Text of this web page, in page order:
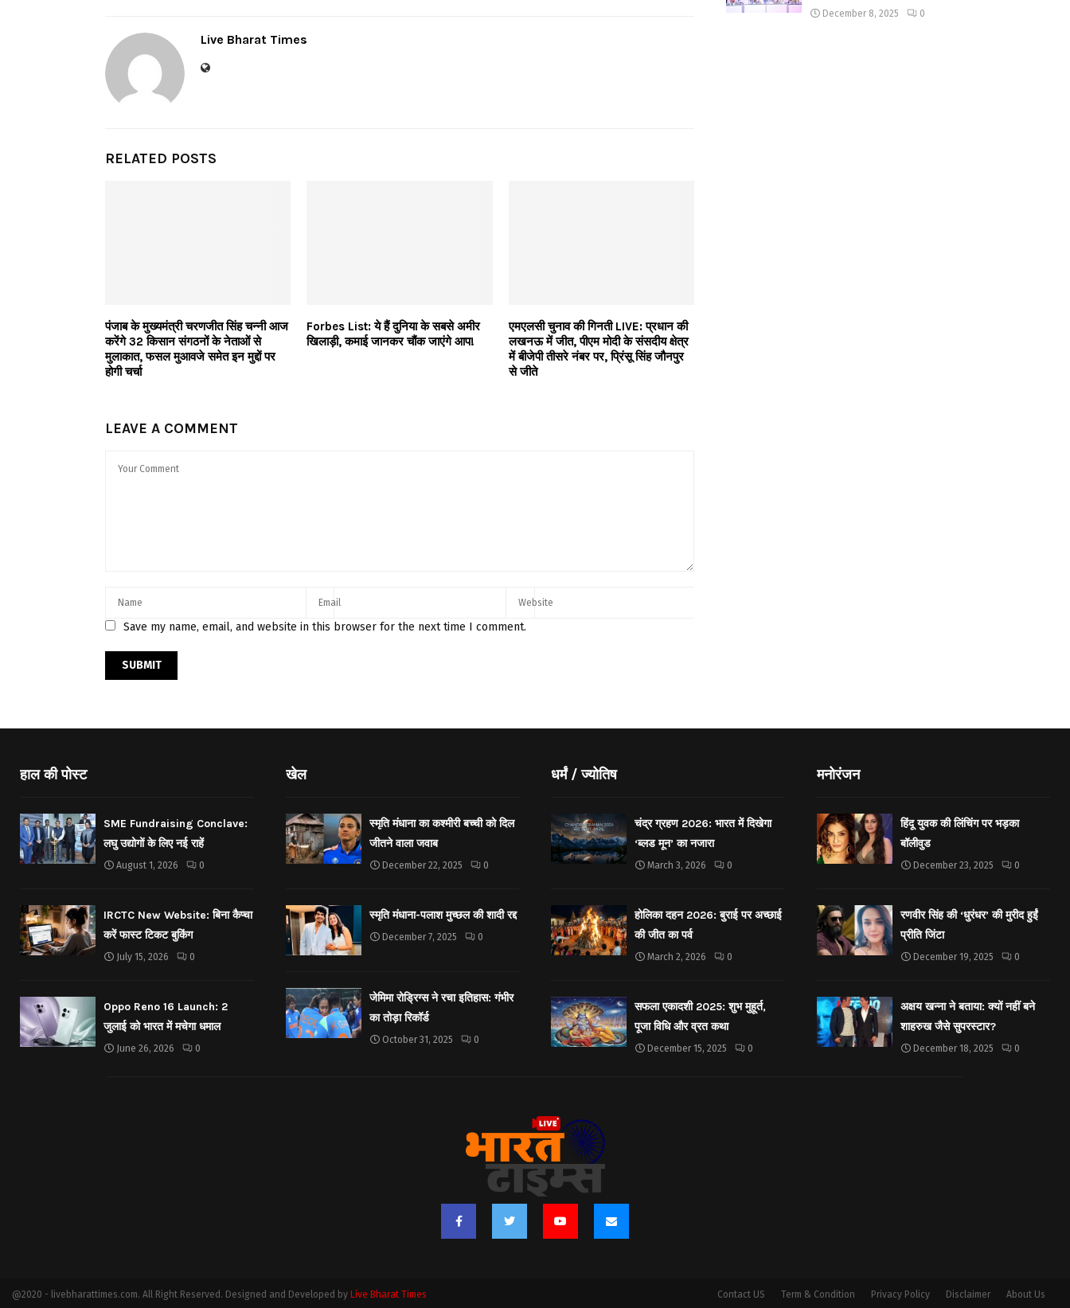
Live Bharat Times
RELATED POSTS
पंजाब के मुख्यमंत्री चरणजीत सिंह चन्नी आज
करेंगे 32 किसान संगठनों के नेताओं से
मुलाकात, फसल मुआवजे समेत इन मुद्दों पर
होगी चर्चा
Forbes List: ये हैं दुनिया के सबसे अमीर
खिलाड़ी, कमाई जानकर चौंक जाएंगे आप!
एमएलसी चुनाव की गिनती LIVE: प्रधान की
लखनऊ में जीत, पीएम मोदी के संसदीय क्षेत्र
में बीजेपी तीसरे नंबर पर, प्रिंसू सिंह जौनपुर
से जीते
LEAVE A COMMENT
Save my name, email, and website in this browser for the next time I comment.
December 8, 2025 0
हाल की पोस्ट
SME Fundraising Conclave:
लघु उद्योगों के लिए नई राहें
August 1, 2026 0
IRCTC New Website: बिना कैप्चा
करें फास्ट टिकट बुकिंग
July 15, 2026 0
Oppo Reno 16 Launch: 2
जुलाई को भारत में मचेगा धमाल
June 26, 2026 0
खेल
स्मृति मंधाना का कश्मीरी बच्ची को दिल
जीतने वाला जवाब
December 22, 2025 0
स्मृति मंधाना-पलाश मुच्छल की शादी रद्द
December 7, 2025 0
जेमिमा रोड्रिग्स ने रचा इतिहास: गंभीर
का तोड़ा रिकॉर्ड
October 31, 2025 0
धर्मं / ज्योतिष
चंद्र ग्रहण 2026: भारत में दिखेगा
‘ब्लड मून’ का नजारा
March 3, 2026 0
होलिका दहन 2026: बुराई पर अच्छाई
की जीत का पर्व
March 2, 2026 0
सफला एकादशी 2025: शुभ मुहूर्त,
पूजा विधि और व्रत कथा
December 15, 2025 0
मनोरंजन
हिंदू युवक की लिंचिंग पर भड़का
बॉलीवुड
December 23, 2025 0
रणवीर सिंह की ‘धुरंधर’ की मुरीद हुईं
प्रीति जिंटा
December 19, 2025 0
अक्षय खन्ना ने बताया: क्यों नहीं बने
शाहरुख जैसे सुपरस्टार?
December 18, 2025 0
@2020 - livebharattimes.com. All Right Reserved. Designed and Developed by Live Bharat Times Contact US Term & Condition Privacy Policy Disclaimer About Us